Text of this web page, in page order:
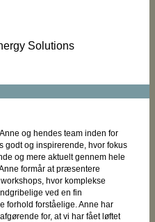
Solutions
og hendes team inden for
og inspirerende, hvor fokus
og mere aktuelt gennem hele
formår at præsentere
hvor komplekse
ved en fin
forhold forståelige. Anne har
for, at vi har fået løftet